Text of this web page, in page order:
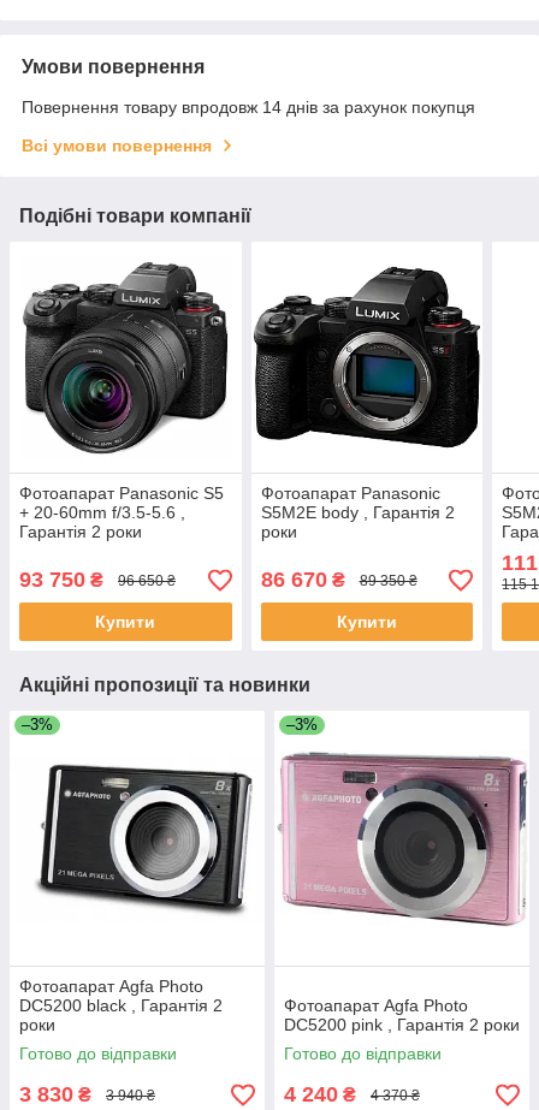
Умови повернення
Повернення товару впродовж 14 днів за рахунок покупця
Всі умови повернення
Подібні товари компанії
Фотоапарат Panasonic S5
+ 20-60mm f/3.5-5.6 ,
Гарантія 2 роки
93 750 ₴ 96 650 ₴
Купити
Фотоапарат Panasonic
S5M2E body , Гарантія 2
роки
86 670₴ 89 350 ₴
Купити
115
Акційні пропозиції та новинки
–3%
Фотоапарат Agfa Photo
DC5200 black , Гарантія 2
роки
Готово до відправки
3 830 ₴ 3 940 ₴
–3%
Фотоапарат Agfa Photo
DC5200 pink , Гарантія 2 роки
Готово до відправки
4 240 ₴ 4 370 ₴